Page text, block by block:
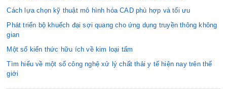
Cách lựa chọn kỹ thuật mô hình hóa CAD phù hợp và tối ưu
Phát triển bộ khuếch đại sợi quang cho ứng dụng truyền thông không
gian
Một số kiến thức hữu ích về kim loại tấm
Tìm hiểu về một số công nghệ xử lý chất thải y tế hiện nay trên thế
giới